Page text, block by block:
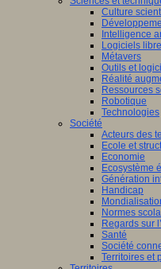
Culture
Intelligence
Logiciels
Métavers
Outils et
Réalité
Ressources
Robotique
Technologies
Société
Acteurs des
Ecole et
Economie
Ecosystème
Génération
Handicap
Normes
Regards sur
Santé
Société
Territoires et